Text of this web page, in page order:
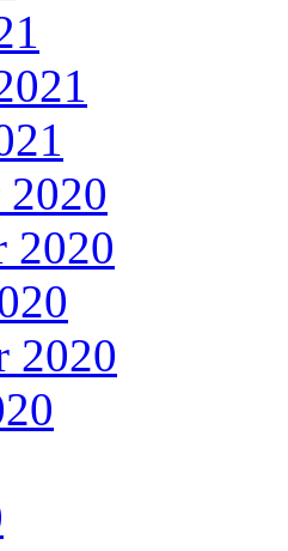
2020
2020
2020